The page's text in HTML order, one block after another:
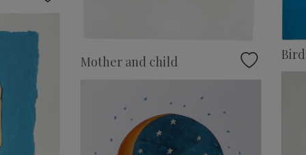
Mother and child